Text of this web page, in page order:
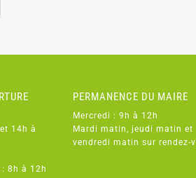
14h à
8h à 12h
PERMANENCE DU MAIRE
Mercredi : 9h à 12h
Mardi matin, jeudi matin et
vendredi matin sur rendez-